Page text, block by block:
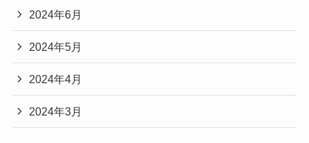
2024年6月
2024年5月
2024年4月
2024年3月